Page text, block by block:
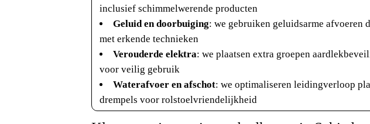
inclusief schimmelwerende producten
Geluid en doorbuiging: we gebruiken geluidsarme afvoeren
met erkende technieken
Verouderde elektra: we plaatsen extra groepen
voor veilig gebruik
Waterafvoer en afschot: we optimaliseren leidingverloop
drempels voor rolstoelvriendelijkheid